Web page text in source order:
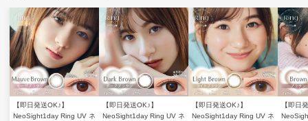
【即日発送OK♪】
NeoSight1day Ring UV ネ
【即日発送OK♪】
NeoSight1day Ring UV ネ
【即日発送OK♪】
NeoSight1day Ring UV ネ
【即日